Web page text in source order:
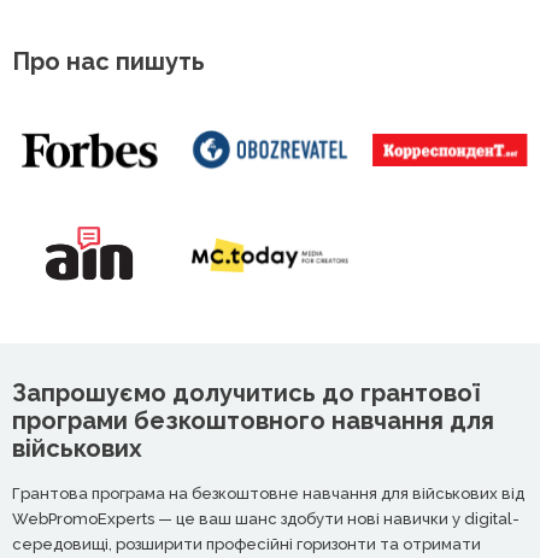
Про нас пишуть
Запрошуємо долучитись до грантової
програми безкоштовного навчання для
військових
Грантова програма на безкоштовне навчання для військових від
WebPromoExperts — це ваш шанс здобути нові навички у digital-
середовищі, розширити професійні горизонти та отримати